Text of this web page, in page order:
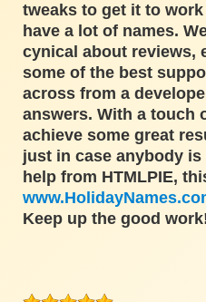
tweaks to get it to
have a lot of names.
cynical about reviews,
some of the best
across from a
answers. With a touch
achieve some great
just in case anybody
help from HTMLPIE,
Keep up the good